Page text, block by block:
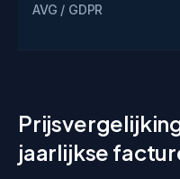
AVG / GDPR
jaarlijkse